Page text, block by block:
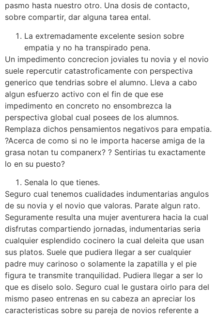
pasmo hasta nuestro otro. Una dosis de contacto,
sobre compartir, dar alguna tarea ental.
La extremadamente excelente sesion sobre
empatia y no ha transpirado pena.
Un impedimento concrecion joviales tu novia y el novio
suele repercutir catastroficamente con perspectiva
generico que tendri­as sobre el alumno. Lleva a cabo
algun esfuerzo activo con el fin de que ese
impedimento en concreto no ensombrezca la
perspectiva global cual posees de los alumnos.
Remplaza dichos pensamientos negativos para empatia.
?Acerca de como si no le importa hacerse amiga de la
grasa notan tu companerx? ? Sentirias tu exactamente
lo en su puesto?
Senala lo que tienes.
Seguro cual tenemos cualidades indumentarias angulos
de su novia y el novio que valoras. Parate algun rato.
Seguramente resulta una mujer aventurera hacia la cual
disfrutas compartiendo jornadas, indumentarias seri­a
cualquier esplendido cocinero la cual deleita que usan
sus platos. Suele que pudiera llegar a ser cualquier
padre muy carinoso o solamente la zapatilla y el pie
figura te transmite tranquilidad. Pudiera llegar a ser lo
que es diselo solo. Seguro cual le gustara oirlo para del
mismo paseo entrenas en su cabeza an apreciar los
caracteristicas sobre su pareja de novios referente a